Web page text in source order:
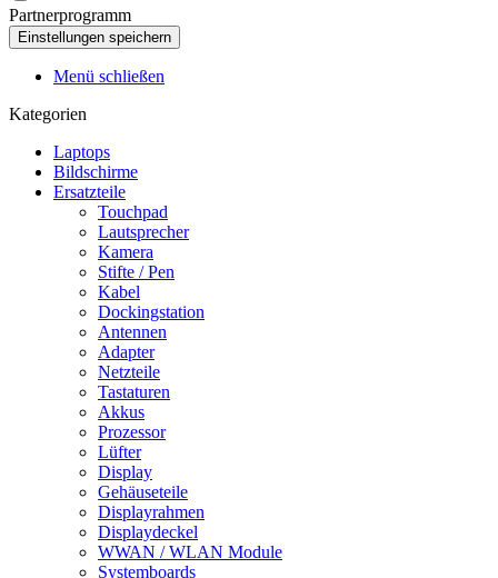
Partnerprogramm
Menü schließen
Kategorien
Laptops
Bildschirme
Ersatzteile
Touchpad
Lautsprecher
Kamera
Stifte / Pen
Kabel
Dockingstation
Antennen
Adapter
Netzteile
Tastaturen
Akkus
Prozessor
Lüfter
Display
Gehäuseteile
Displayrahmen
Displaydeckel
WWAN / WLAN Module
Systemboards